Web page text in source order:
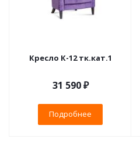
Кресло К-12 тк.кат.1
31 590 ₽
Подробнее